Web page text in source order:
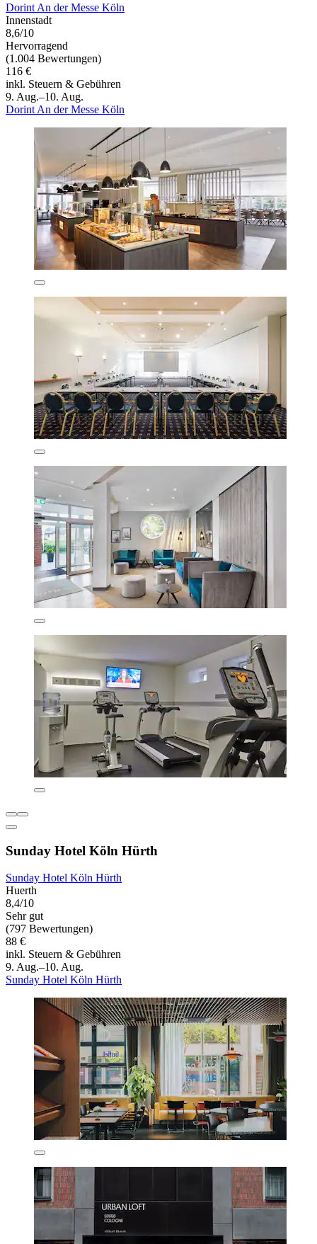
Dorint An der Messe Köln
Innenstadt
8,6/10
Hervorragend
(1.004 Bewertungen)
116 €
inkl. Steuern & Gebühren
9. Aug.–10. Aug.
Dorint An der Messe Köln
Sunday Hotel Köln Hürth
Sunday Hotel Köln Hürth
Huerth
8,4/10
Sehr gut
(797 Bewertungen)
88 €
inkl. Steuern & Gebühren
9. Aug.–10. Aug.
Sunday Hotel Köln Hürth